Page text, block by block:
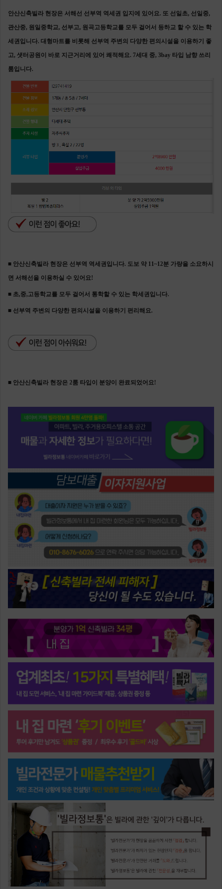
안산신축빌라 현장은 서해선 선부역 역세권 입지에 있어요. 또 선일초, 선일중,
관산중, 원일중학교, 선부고, 원곡고등학교를 모두 걸어서 등하교 할 수 있는 학
세권입니다. 대형마트를 비롯해 선부역 주변의 다양한 편의시설을 이용하기 좋
고, 샛터공원이 바로 지근거리에 있어 쾌적해요. 7세대 중, 3bay 타입 남향 쓰리
룸입니다.
■ 안산신축빌라 현장은 선부역 역세권입니다. 도보 약 11~12분 가량을 소요하시
면 서해선을 이용하실 수 있어요!
■ 초,중,고등학교를 모두 걸어서 통학할 수 있는 학세권입니다.
■ 선부역 주변의 다양한 편의시설을 이용하기 편리해요.
■ 안산신축빌라 현장은 2룸 타입이 분양이 완료되었어요!